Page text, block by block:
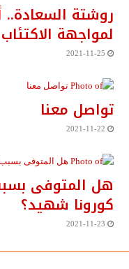
روشتة السعادة..
لمواجهة
2021-11-25
تواصل معنا
2021-11-22
هل المتوفى
كورونا شهيد؟
2021-11-23